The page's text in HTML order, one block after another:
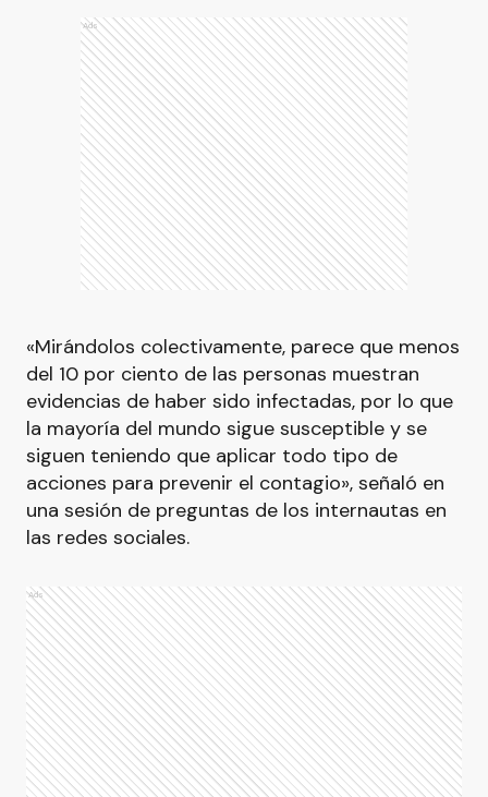
Ads
«Mirándolos colectivamente, parece que menos
del 10 por ciento de las personas muestran
evidencias de haber sido infectadas, por lo que
la mayoría del mundo sigue susceptible y se
siguen teniendo que aplicar todo tipo de
acciones para prevenir el contagio», señaló en
una sesión de preguntas de los internautas en
las redes sociales.
Ads